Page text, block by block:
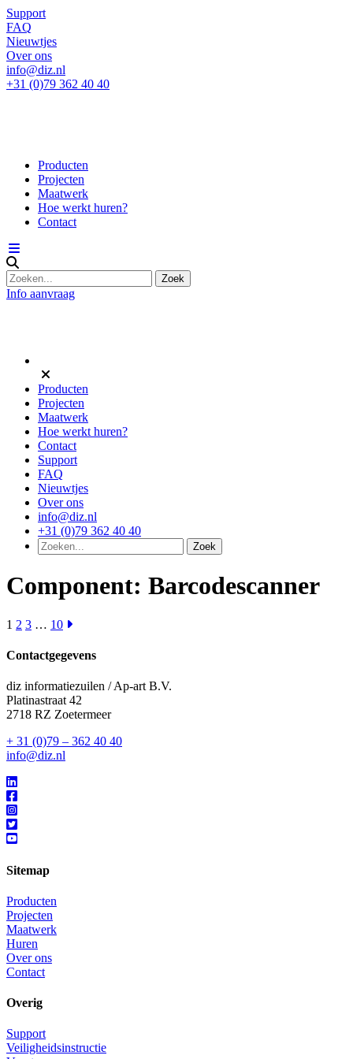
Support
FAQ
Nieuwtjes
Over ons
info@diz.nl
+31 (0)79 362 40 40
Producten
Projecten
Maatwerk
Hoe werkt huren?
Contact
Info aanvraag
Producten
Projecten
Maatwerk
Hoe werkt huren?
Contact
Support
FAQ
Nieuwtjes
Over ons
info@diz.nl
+31 (0)79 362 40 40
Component: Barcodescanner
1 2 3 … 10
Contactgegevens
diz informatiezuilen / Ap-art B.V.
Platinastraat 42
2718 RZ Zoetermeer
+ 31 (0)79 – 362 40 40
info@diz.nl
Sitemap
Producten
Projecten
Maatwerk
Huren
Over ons
Contact
Overig
Support
Veiligheidsinstructie